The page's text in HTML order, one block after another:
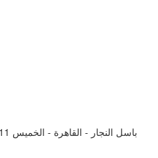
باسل النجار - القاهرة - الخميس 11 يونيو 2026 06:53 مساءً - الرئيسية